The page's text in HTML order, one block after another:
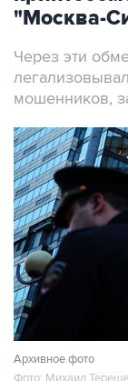
"Москва-
Через эти
мошенников,
Архивное фото